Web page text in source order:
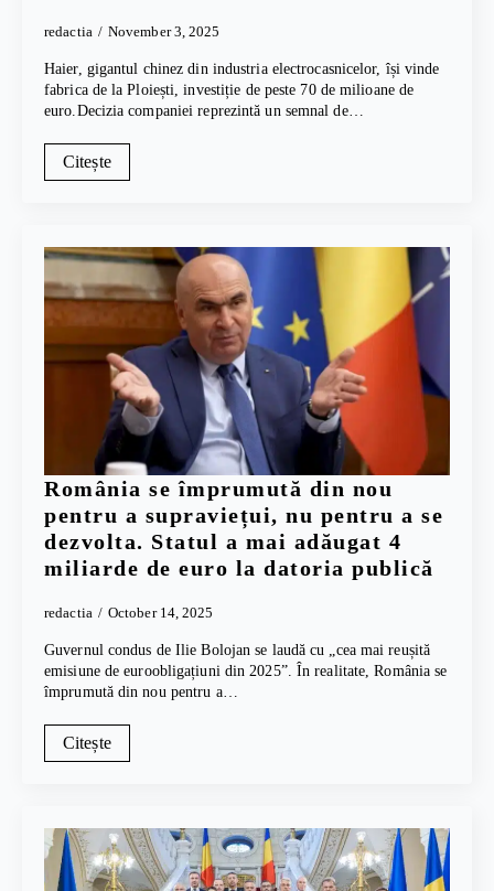
redactia November 3, 2025
Haier, gigantul chinez din industria electrocasnicelor, își vinde
fabrica de la Ploiești, investiție de peste 70 de milioane de
euro.Decizia companiei reprezintă un semnal de…
Citește
România se împrumută din nou
pentru a supraviețui, nu pentru a se
dezvolta. Statul a mai adăugat 4
miliarde de euro la datoria publică
redactia October 14, 2025
Guvernul condus de Ilie Bolojan se laudă cu „cea mai reușită
emisiune de euroobligațiuni din 2025”. În realitate, România se
împrumută din nou pentru a…
Citește